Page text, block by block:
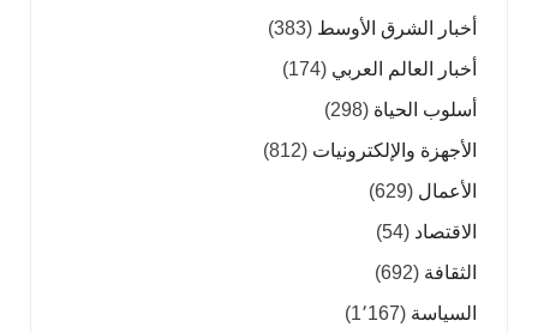
أخبار الشرق الأوسط (383)
أخبار العالم العربي (174)
أسلوب الحياة (298)
الأجهزة والإلكترونيات (812)
الأعمال (629)
الاقتصاد (54)
الثقافة (692)
السياسة (1٬167)